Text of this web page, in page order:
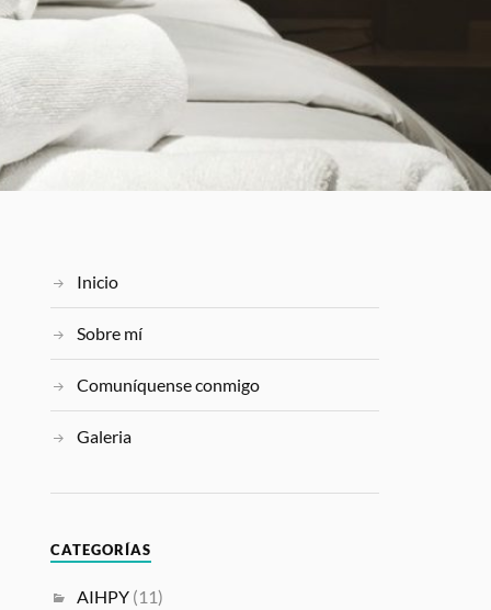
Inicio
Sobre mí
Comuníquense conmigo
Galeria
CATEGORÍAS
AIHPY (11)